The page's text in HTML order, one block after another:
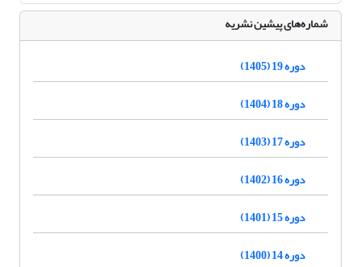
شماره‌های پیشین نشریه
دوره 19 (1405)
دوره 18 (1404)
دوره 17 (1403)
دوره 16 (1402)
دوره 15 (1401)
دوره 14 (1400)